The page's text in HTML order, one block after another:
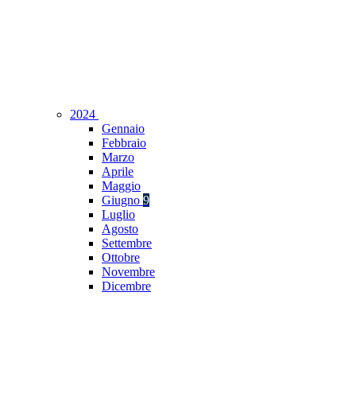
2024
Gennaio
Febbraio
Marzo
Aprile
Maggio
Giugno 9
Luglio
Agosto
Settembre
Ottobre
Novembre
Dicembre